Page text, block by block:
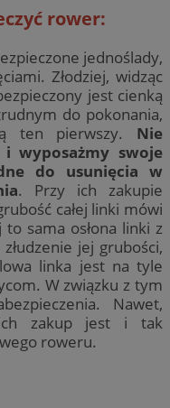
rower:
jednoślady,
Złodziej, widząc
jest cienką
do pokonania,
ten pierwszy. Nie
i wyposażmy swoje
do usunięcia w
. Przy ich zakupie
całej linki mówi
sama osłona linki z
jej grubości,
linka jest na tyle
W związku z tym
Nawet,
zakup jest i tak
roweru.